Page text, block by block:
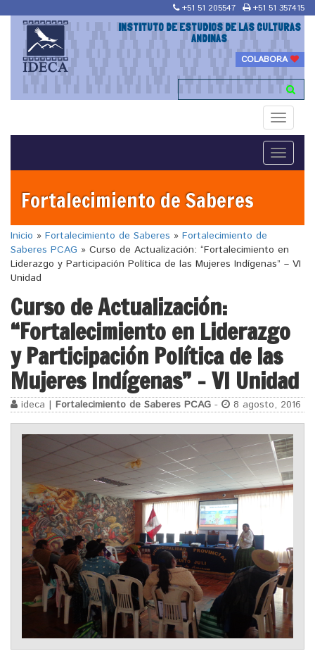
+51 51 205547 +51 51 357415
INSTITUTO DE ESTUDIOS DE LAS CULTURAS
ANDINAS
COLABORA
Toggle
Toggle
Fortalecimiento de Saberes
Inicio » Fortalecimiento de Saberes » Fortalecimiento de
Saberes PCAG » Curso de Actualización: “Fortalecimiento en
Liderazgo y Participación Política de las Mujeres Indígenas” – VI
Unidad
Curso de Actualización:
“Fortalecimiento en Liderazgo
y Participación Política de las
Mujeres Indígenas” – VI Unidad
ideca | Fortalecimiento de Saberes PCAG - 8 agosto, 2016